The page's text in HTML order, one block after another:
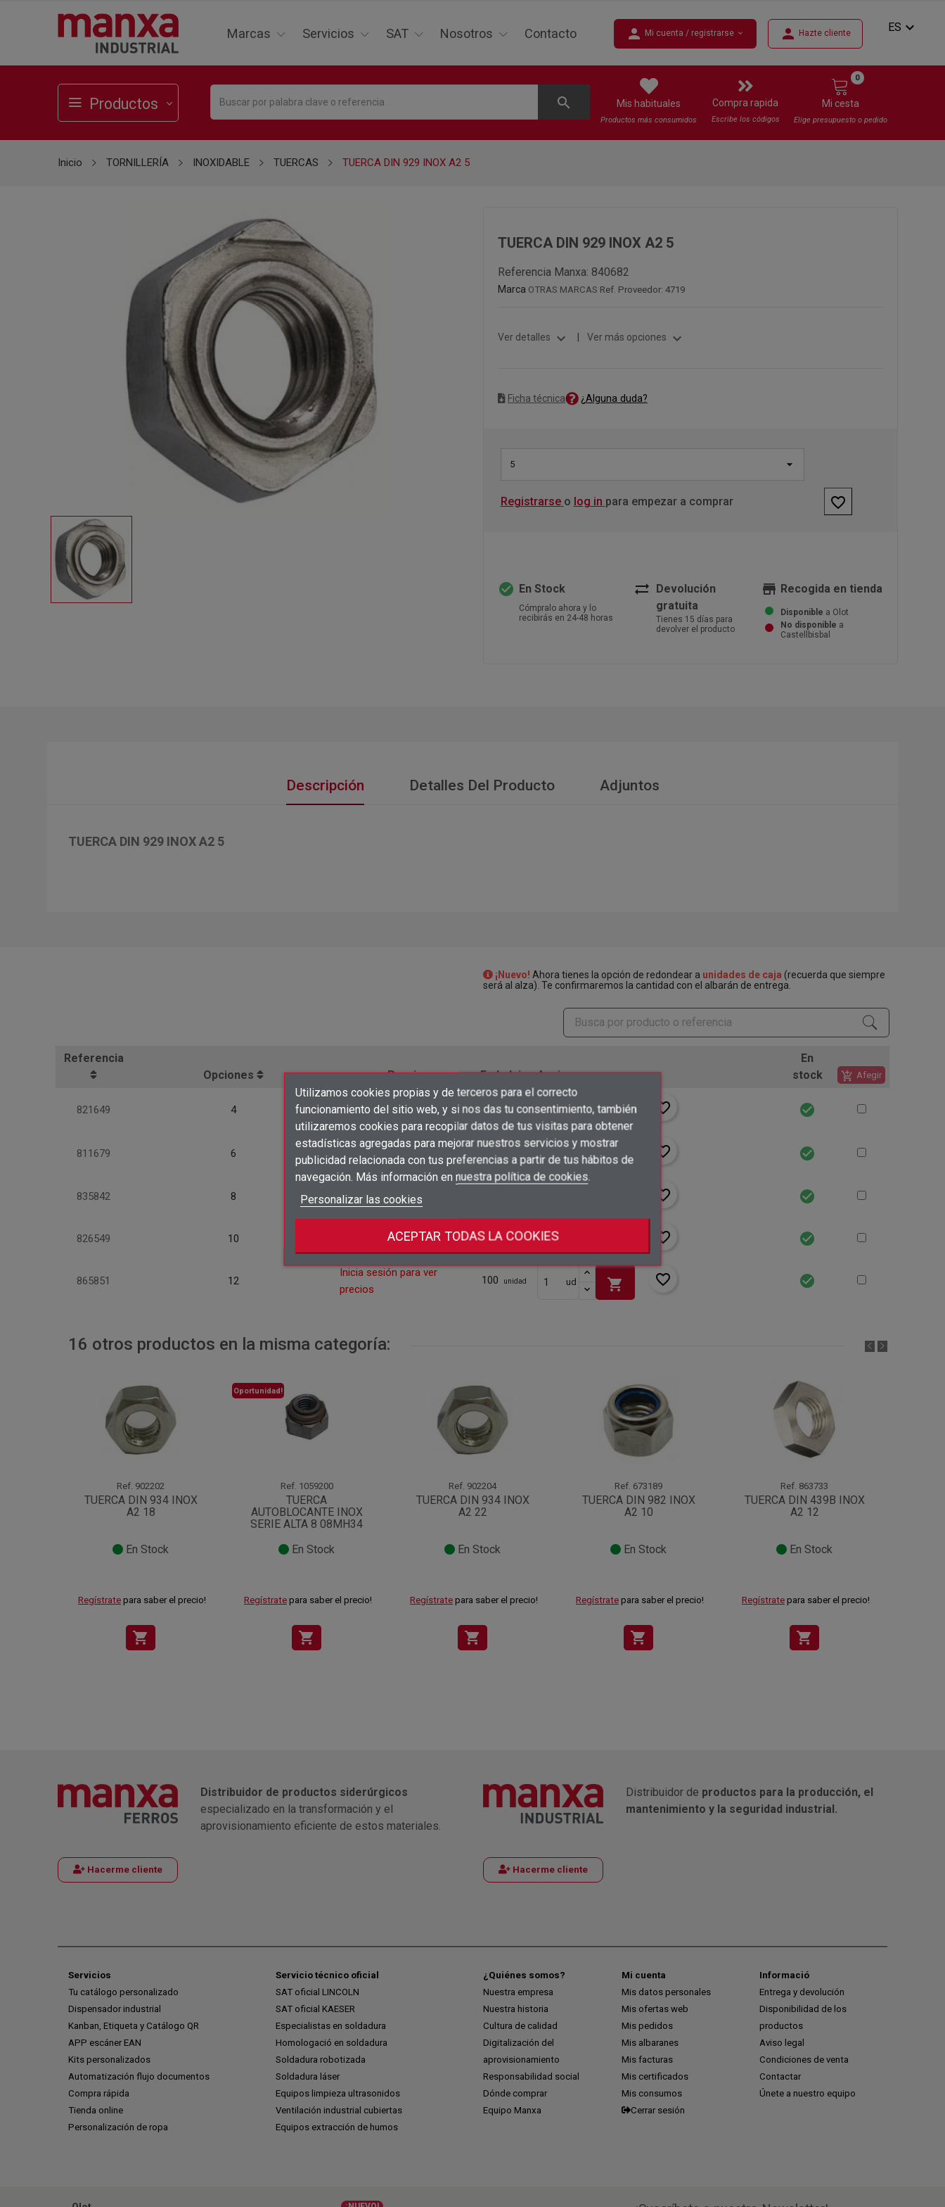
Añadir a la lista de deseos×
add_circle_outline
Crear lista de deseos ×
Nombre de la lista de deseos
Crear lista de deseos
Iniciar sesión ×
Debe iniciar sesión para guardar productos en su lista de deseos.
Marcas Servicios SAT Nosotros Contacto person Mi cuenta / registrarse expand_more person Hazte cliente ES expand_more
Productos search Mis habituales
Productos más consumidos
Compra rapida
Escribe los códigos
Mi cesta
0
Elige presupuesto o pedido
Utilizamos cookies propias y de terceros para el correcto
funcionamiento del sitio web, y si nos das tu consentimiento, también
utilizaremos cookies para recopilar datos de tus visitas para obtener
estadísticas agregadas para mejorar nuestros servicios y mostrar
publicidad relacionada con tus preferencias a partir de tus hábitos de
navegación. Más información en nuestra política de cookies.
Personalizar las cookies
ACEPTAR TODAS LA COOKIES
Inicio TORNILLERÍA INOXIDABLE TUERCAS TUERCA DIN 929 INOX A2 5
TUERCA DIN 929 INOX A2 5
Referencia Manxa: 840682
Marca OTRAS MARCAS Ref. Proveedor: 4719
Ver detalles expand_more Ver más opciones expand_more
Ficha técnica ¿Alguna duda?
5
Registrarse o log in para empezar a comprar favorite_border
check_circle En Stock
Cómpralo ahora y lo
recibirás en 24-48 horas
sync_alt
Devolución
gratuita
Tienes 15 días para
devolver el producto
store Recogida en tienda
Disponible a Olot
No disponible a
Castellbisbal
Descripción Detalles Del Producto Adjuntos
TUERCA DIN 929 INOX A2 5
¡Nuevo! Ahora tienes la opción de redondear a unidades de caja (recuerda que siempre
será al alza). Te confirmaremos la cantidad con el albarán de entrega.
Referencia
Opciones
Precio Embalaje Acciones
En
stock
add_shopping_cart Afegir
821649 4
Inicia sesión para ver
1000
ud shopping_cart favorite_border check_circle
811679 6
Inicia sesión para ver
precios
1000
unidad shopping_cart favorite_border check_circle
835842 8
precios
favorite_border check_circle
826549 10
Inicia sesión para ver
200 unidad favorite_border check_circle
865851 12
Inicia sesión para ver
precios
100 unidad ud shopping_cart favorite_border check_circle
16 otros productos en la misma categoría:
Ref. 902202
TUERCA DIN 934 INOX
A2 18
En Stock
Regístrate para saber el precio!
shopping_cart
Oportunidad!
Ref. 1059200
TUERCA
AUTOBLOCANTE INOX
SERIE ALTA 8 08MH34
En Stock
Regístrate para saber el precio!
shopping_cart
Ref. 902204
TUERCA DIN 934 INOX
A2 22
En Stock
Regístrate para saber el precio!
shopping_cart
Ref. 673189
TUERCA DIN 982 INOX
A2 10
En Stock
Regístrate para saber el precio!
shopping_cart
Ref. 863733
TUERCA DIN 439B INOX
A2 12
En Stock
Regístrate para saber el precio!
shopping_cart
Hacerme cliente
Distribuidor de productos siderúrgicos
especializado en la transformación y el
aprovisionamiento eficiente de estos materiales.
Hacerme cliente
Distribuidor de productos para la producción, el
mantenimiento y la seguridad industrial.
Servicios
Tu catálogo personalizado
Dispensador industrial
Kanban, Etiqueta y Catálogo QR
APP escáner EAN
Kits personalizados
Automatización flujo documentos
Compra rápida
Tienda online
Personalización de ropa
Servicio técnico oficial
SAT oficial LINCOLN
SAT oficial KAESER
Especialistas en soldadura
Homologació en soldadura
Soldadura robotizada
Soldadura láser
Equipos limpieza ultrasonidos
Ventilación industrial cubiertas
Equipos extracción de humos
¿Quiénes somos?
Nuestra empresa
Nuestra historia
Cultura de calidad
Digitalización del
aprovisionamiento
Responsabilidad social
Dónde comprar
Equipo Manxa
Mi cuenta
Mis datos personales
Mis ofertas web
Mis pedidos
Mis albaranes
Mis facturas
Mis certificados
Mis consumos
Cerrar sesión
Informació
Entrega y devolución
Disponibilidad de los
productos
Aviso legal
Condiciones de venta
Contactar
Únete a nuestro equipo